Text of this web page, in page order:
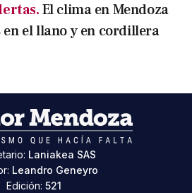
El clima en Mendoza
en el llano y en cordillera
Laniakea SAS
Leandro Geneyro
Edición: 521